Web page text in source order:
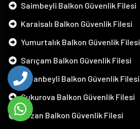
Saimbeyli Balkon Güvenlik Filesi
Karaisalı Balkon Güvenlik Filesi
Yumurtalık Balkon Güvenlik Filesi
Sarıçam Balkon Güvenlik Filesi
Tufanbeyli Balkon Güvenlik Filesi
Çukurova Balkon Güvenlik Filesi
Kozan Balkon Güvenlik Filesi